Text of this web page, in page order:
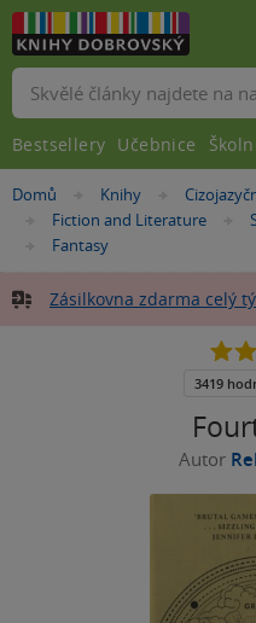
Nacházíte
Domů »Knihy »
»
Fiction and Literature »
»Fantasy
Zásilkovna zdarma celý
Autor
4.8
5
3419
Vyhledávání
Bestsellery Učebnice